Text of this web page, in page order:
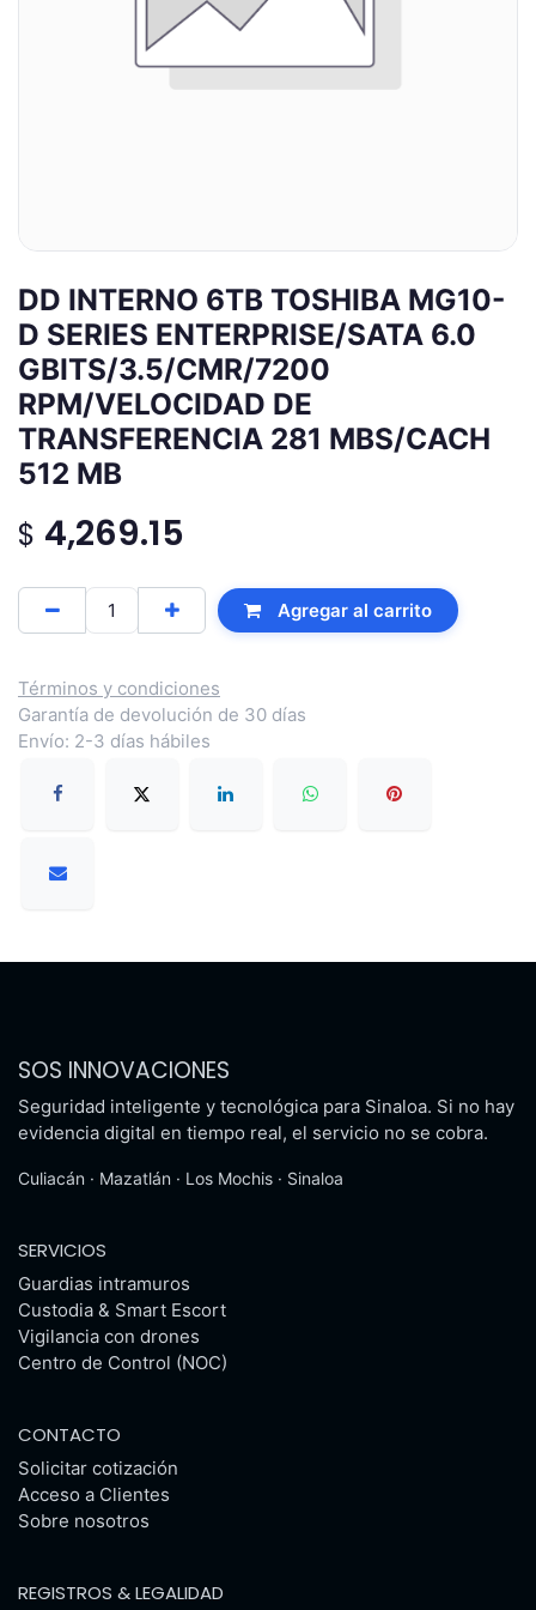
DD INTERNO 6TB TOSHIBA MG10-
D SERIES ENTERPRISE/SATA 6.0
GBITS/3.5/CMR/7200
RPM/VELOCIDAD DE
TRANSFERENCIA 281 MBS/CACH
512 MB
$ 4,269.15
Agregar al carrito
Términos y condiciones
Garantía de devolución de 30 días
Envío: 2-3 días hábiles
SOS INNOVACIONES
Seguridad inteligente y tecnológica para Sinaloa. Si no hay
evidencia digital en tiempo real, el servicio no se cobra.
Culiacán · Mazatlán · Los Mochis · Sinaloa
SERVICIOS
Guardias intramuros
Custodia & Smart Escort
Vigilancia con drones
Centro de Control (NOC)
CONTACTO
Solicitar cotización
Acceso a Clientes
Sobre nosotros
REGISTROS & LEGALIDAD